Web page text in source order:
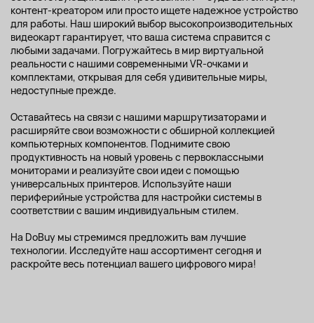
контент-креатором или просто ищете надежное устройство
для работы. Наш широкий выбор высокопроизводительных
видеокарт гарантирует, что ваша система справится с
любыми задачами. Погружайтесь в мир виртуальной
реальности с нашими современными VR-очками и
комплектами, открывая для себя удивительные миры,
недоступные прежде.
Оставайтесь на связи с нашими маршрутизаторами и
расширяйте свои возможности с обширной коллекцией
компьютерных компонентов. Поднимите свою
продуктивность на новый уровень с первоклассными
мониторами и реализуйте свои идеи с помощью
универсальных принтеров. Используйте наши
периферийные устройства для настройки системы в
соответствии с вашим индивидуальным стилем.
На DoBuy мы стремимся предложить вам лучшие
технологии. Исследуйте наш ассортимент сегодня и
раскройте весь потенциал вашего цифрового мира!